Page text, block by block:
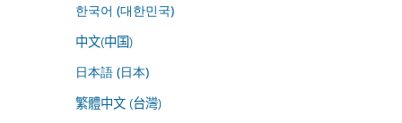
한국어 (대한민국)
中文(中国)
日本語 (日本)
繁體中文 (台灣)